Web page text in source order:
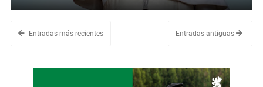
Entradas más recientes Entradas antiguas